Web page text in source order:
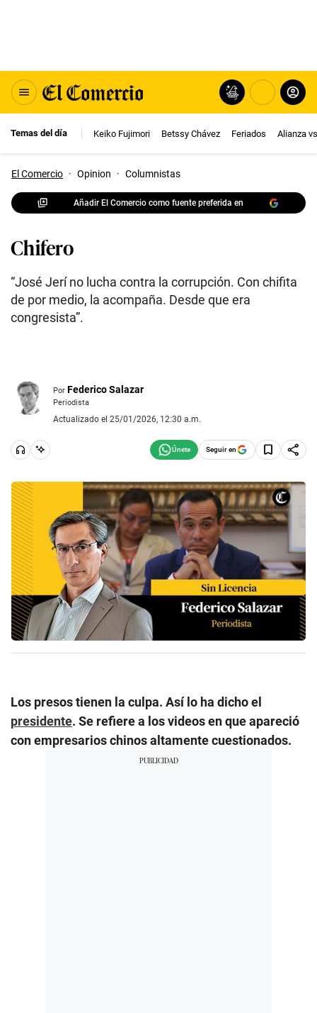
Temas del día Keiko Fujimori Betssy Chávez Feriados Alianza
El Comercio · Opinion · Columnistas
Añadir El Comercio como fuente preferida en
Chifero
“José Jerí no lucha contra la corrupción. Con chifita
de por medio, la acompaña. Desde que era
congresista”.
Por Federico Salazar
Periodista
Actualizado el 25/01/2026, 12:30 a.m.
Seguir en
Los presos tienen la culpa. Así lo ha dicho el
presidente. Se refiere a los videos en que apareció
con empresarios chinos altamente cuestionados.